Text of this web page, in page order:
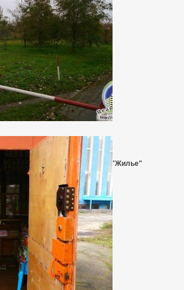
ООО "Агентство Недвижимости "Жилье"